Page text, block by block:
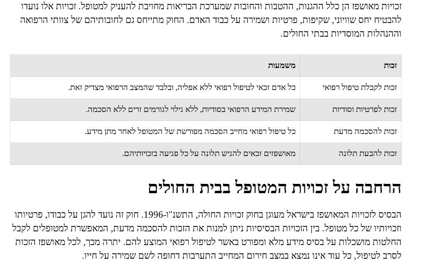
זכויות מאושפז הן כלל ההגנות, ההטבות והחובות שמערכת הבריאות מחויבת להעניק למטופל. זכויות אלו נועדו
להבטיח יחס שוויוני, שקיפות, פרטיות ושמירה על כבוד האדם. החוק מתייחס גם לחובותיהם של צוותי הרפואה
וההנהלות המוסדיות בבתי החולים.
זכות משמעות
זכות לקבלת טיפול רפואי כל אדם זכאי לטיפול רפואי ללא אפליה, ובלבד שהמצב הרפואי מצדיק זאת.
זכות לפרטיות וסודיות שמירת המידע הרפואי בסודיות, ללא גילוי לגורמים זרים ללא הסכמה.
זכות להסכמה מדעת כל טיפול רפואי מחייב הסכמה מפורשת של המטופל לאחר מתן מידע.
זכות להבעת תלונה מאושפזים זכאים להגיש תלונה על כל פגיעה בזכויותיהם.
הרחבה על זכויות המטופל בבית החולים
הבסיס לזכויות המאושפז בישראל מעוגן בחוק זכויות החולה, התשנ"ו-1996. חוק זה נועד להגן על כבודו, פרטיותו
וזכויותיו של כל מטופל. בין הזכויות הבסיסיות ניתן למנות את הזכות להסכמה מדעת, המאפשרת למטופלים לקבל
החלטות מושכלות על בסיס מידע מלא ומפורט באשר לטיפול רפואי המוצע להם. יתרה מכך, לכל מאושפז הזכות
לסרב לטיפול, כל עוד אינו נמצא במצב חירום המחייב התערבות דחופה לשם שמירה על חייו.